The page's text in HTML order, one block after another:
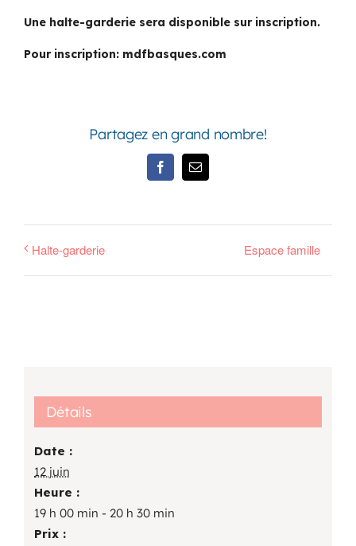
Une halte-garderie sera disponible sur inscription.
Pour inscription: mdfbasques.com
Partagez en grand nombre!
FacebookEmail
Halte-garderie Espace famille
Détails
Date :
12 juin
Heure :
19 h 00 min - 20 h 30 min
Prix :